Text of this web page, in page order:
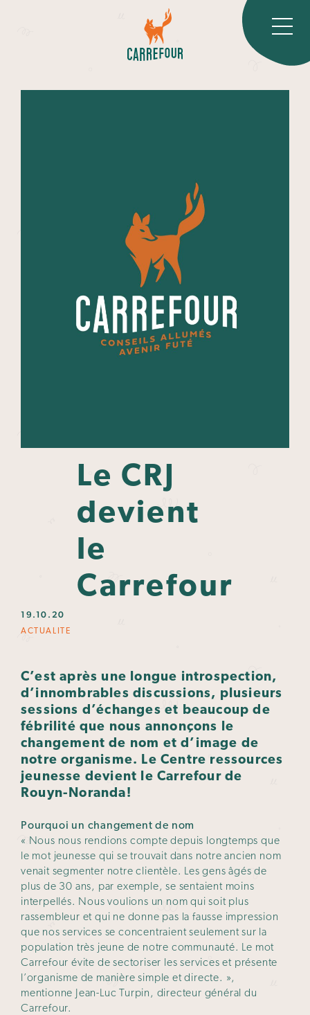
Le CRJ
devient
le
Carrefour
19.10.20
ACTUALITE
C’est après une longue introspection,
d’innombrables discussions, plusieurs
sessions d’échanges et beaucoup de
fébrilité que nous annonçons le
changement de nom et d’image de
notre organisme. Le Centre ressources
jeunesse devient le Carrefour de
Rouyn-Noranda!
Pourquoi un changement de nom
« Nous nous rendions compte depuis longtemps que
le mot jeunesse qui se trouvait dans notre ancien nom
venait segmenter notre clientèle. Les gens âgés de
plus de 30 ans, par exemple, se sentaient moins
interpellés. Nous voulions un nom qui soit plus
rassembleur et qui ne donne pas la fausse impression
que nos services se concentraient seulement sur la
population très jeune de notre communauté. Le mot
Carrefour évite de sectoriser les services et présente
l’organisme de manière simple et directe. »,
mentionne Jean-Luc Turpin, directeur général du
Carrefour.